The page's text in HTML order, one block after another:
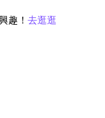
趣！ 去逛逛